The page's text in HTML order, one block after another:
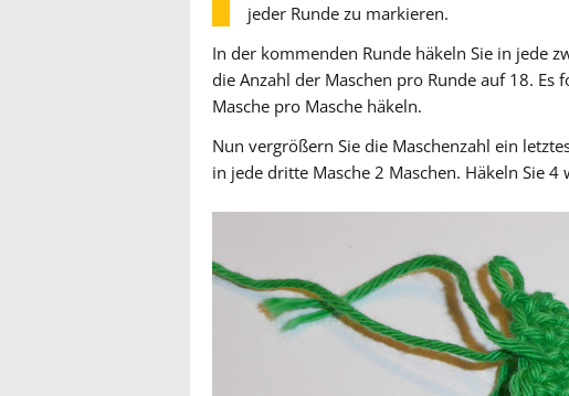
jeder Runde zu markieren.
In der kommenden Runde häkeln Sie in jede
die Anzahl der Maschen pro Runde auf 18. Es
Masche pro Masche häkeln.
Nun vergrößern Sie die Maschenzahl ein
in jede dritte Masche 2 Maschen. Häkeln Sie